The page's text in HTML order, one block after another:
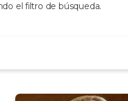
el filtro de búsqueda.